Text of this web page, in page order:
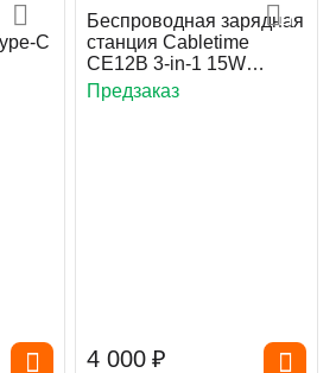
C
Беспроводная зарядная
станция Cabletime
CE12B 3-in-1 15W
Foldable Grey
Предзаказ
4 000 ₽